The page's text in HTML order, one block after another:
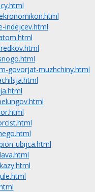
indejcev.html
govorjat-muzhchiny.html
ubijca.html